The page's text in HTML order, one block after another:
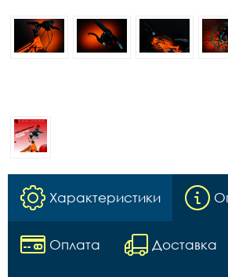
Характеристики
Оплата Доставка